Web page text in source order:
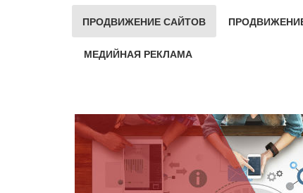
ПРОДВИЖЕНИЕ САЙТОВ
МЕДИЙНАЯ РЕКЛАМА